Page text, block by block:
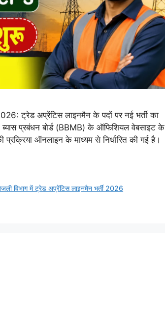
ट्रेड अप्रेंटिस लाइनमैन के पदों पर नई भर्ती का
ब्यास प्रबंधन बोर्ड (BBMB) के ऑफिशियल वेबसाइट के
ऑनलाइन के माध्यम से निर्धारित की गई है।
विभाग में ट्रेड अप्रेंटिस लाइनमैन भर्ती 2026